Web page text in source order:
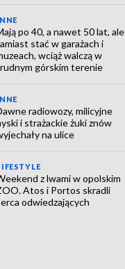
po 40, a nawet 50 lat, ale
stać w garażach i
wciąż walczą w
górskim terenie
radiowozy, milicyjne
i strażackie żuki znów
na ulice
z lwami w opolskim
Atos i Portos skradli
odwiedzających